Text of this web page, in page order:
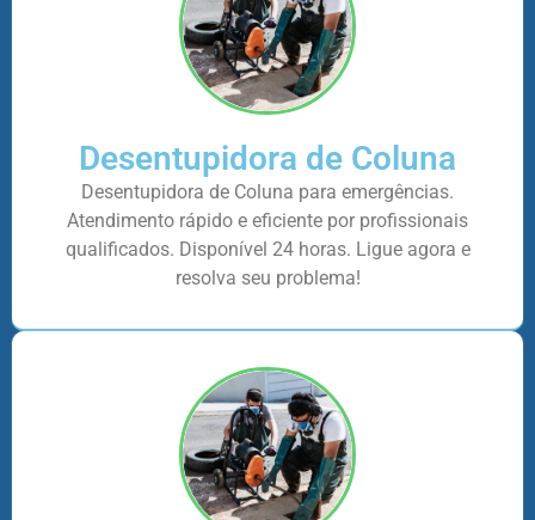
Desentupidora de Coluna
Desentupidora de Coluna para emergências.
Atendimento rápido e eficiente por profissionais
qualificados. Disponível 24 horas. Ligue agora e
resolva seu problema!